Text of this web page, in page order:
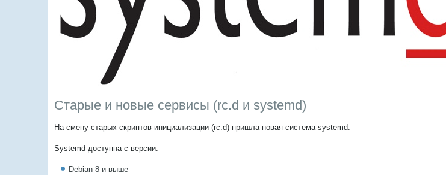
Старые и новые сервисы (rc.d и systemd)
На смену старых скриптов инициализации (rc.d) пришла новая система systemd.
Systemd доступна с версии:
Debian 8 и выше